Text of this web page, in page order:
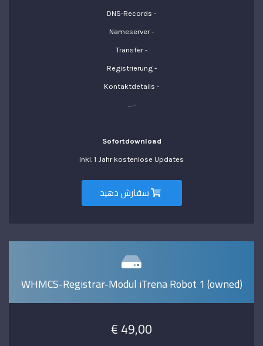
- DNS-Records
- Nameserver
- Transfer
- Registrierung
- Kontaktdetails
- ...
Sofortdownload
inkl. 1 Jahr kostenlose Updates
سفارش دهید
WHMCS-Registrar-Modul iTrena Robot 1 (owned)
49,00 €